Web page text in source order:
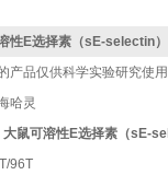
性E选择素（sE-selectin
产品仅供科学实验研究使
哈灵
大鼠可溶性E选择素（sE-
96T